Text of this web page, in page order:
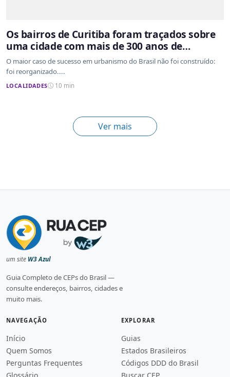
Os bairros de Curitiba foram traçados sobre
uma cidade com mais de 300 anos de
ocupação desordenada
O maior caso de sucesso em urbanismo do Brasil não foi construído:
foi reorganizado....
LOCALIDADES 10 min
Ver mais
um site W3 Azul
Guia Completo de CEPs do Brasil —
consulte endereços, bairros, cidades e
muito mais.
NAVEGAÇÃO
Início
Quem Somos
Perguntas Frequentes
EXPLORAR
Guias
Estados Brasileiros
Códigos DDD do Brasil